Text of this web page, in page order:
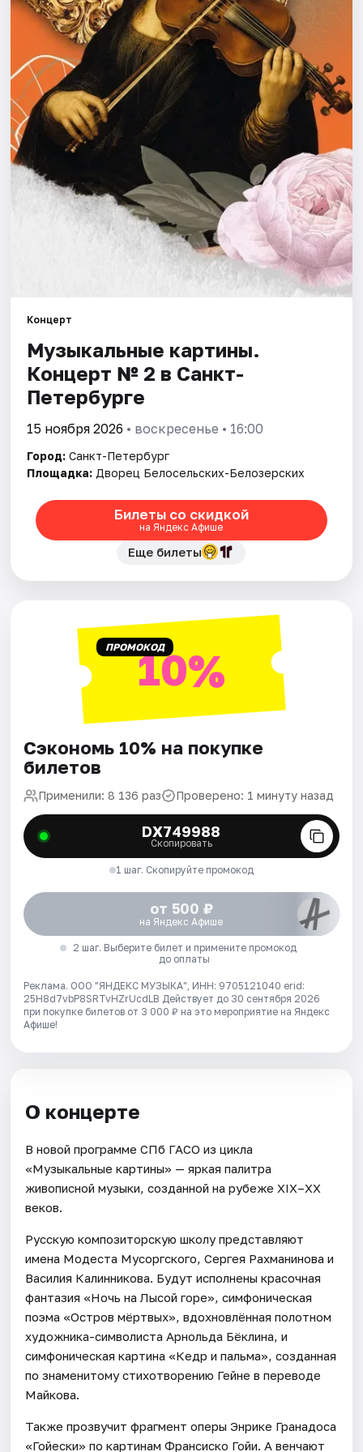
Города
Площадки
Артисты
Рейтинги
Концерт
Музыкальные картины.
Концерт № 2 в Санкт-
Петербурге
15 ноября 2026 • воскресенье • 16:00
Город: Санкт-Петербург
Площадка: Дворец Белосельских-Белозерских
Билеты со скидкой
на Яндекс Афише
Еще билеты
ПРОМОКОД10%
Сэкономь 10% на покупке
билетов
Применили: 8 136 раз Проверено: 1 минуту назад
DX749988
Скопировать
1 шаг. Скопируйте промокод
от 500 ₽
на Яндекс Афише
2 шаг. Выберите билет и примените промокод
до оплаты
Реклама. ООО "ЯНДЕКС МУЗЫКА", ИНН: 9705121040 erid:
25H8d7vbP8SRTvHZrUcdLB Действует до 30 сентября 2026
при покупке билетов от 3 000 ₽ на это мероприятие на Яндекс
Афише!
О концерте
В новой программе СПб ГАСО из цикла
«Музыкальные картины» — яркая палитра
живописной музыки, созданной на рубеже XIX–XX
веков.
Русскую композиторскую школу представляют
имена Модеста Мусоргского, Сергея Рахманинова и
Василия Калинникова. Будут исполнены красочная
фантазия «Ночь на Лысой горе», симфоническая
поэма «Остров мёртвых», вдохновлённая полотном
художника-символиста Арнольда Бёклина, и
симфоническая картина «Кедр и пальма», созданная
по знаменитому стихотворению Гейне в переводе
Майкова.
Также прозвучит фрагмент оперы Энрике Гранадоса
«Гойески» по картинам Франсиско Гойи. А венчают